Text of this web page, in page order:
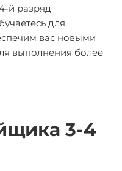
й разряд
для
вас новыми
выполнения более
3-4